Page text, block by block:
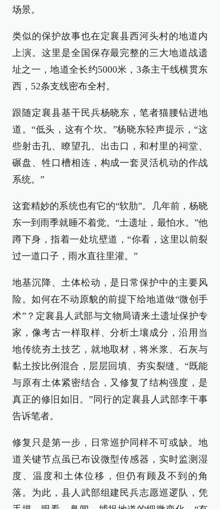
场景。
类似的保护故事也在定襄县西河头村的地道内
上演。这里是全国保存最完整的三大地道战遗
址之一，地道全长约5000米，3条主干线横贯东
西，52条支线密布全村。
跟随定襄县基干民兵杨晓东，笔者猫腰钻进地
道。“低头，这有个坎。”杨晓东轻声提示，“这
些射击孔、瞭望孔、出击口，和村里的祠堂、
碾盘、牲口槽相连，构成一套灵活机动的作战
系统。”
这套精妙的系统也有它的“软肋”。几年前，杨晓
东一到雨季就睡不着觉。“土遗址，最怕水。”他
蹲下身，指着一处坑壁道，“你看，这里以前裂
过一道口子，雨水直往里灌。”
地基沉降、土体松动，是日常保护中的主要风
险。如何在不动原貌的前提下给地道做“微创手
术”？定襄县人武部与文物局请来土遗址保护专
家，像考古一样取样、分析土壤成分，沿用当
地传统夯土技艺，就地取材，将米浆、石灰与
黏土按比例混合，层层回填、夯实裂缝。“既能
与原有土体紧密结合，又修复了结构强度，是
真正的修旧如旧。”同行的定襄县人武部李干事
告诉笔者。
修复只是第一步，日常巡护同样不可或缺。地
道关键节点虽已布设微型传感器，实时监测湿
度、温度和土体位移，但仍有顾及不到的角
落。为此，县人武部组建民兵志愿巡逻队，凭